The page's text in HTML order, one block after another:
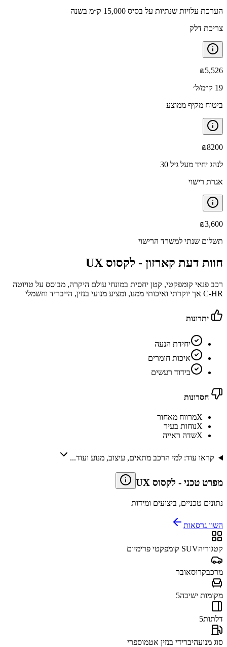
הערכת עלויות שנתיות על בסיס 15,000 ק״מ בשנה
צריכת דלק
₪5,526
19 ק״מ/ל׳
ביטוח מקיף ממוצע
₪8200
לנהג יחיד מעל גיל 30
אגרת רישוי
₪3,600
תשלום שנתי למשרד הרישוי
חוות דעת קארזון - לקסוס UX
רכב פנאי קומפקטי, קטן יחסית במונחי עולם היקרה, מבוסס על טויוטה
C-HR אך יוקרתי ואיכותי ממנו, ומציע מנועי בנזין, הייבריד וחשמלי
יתרונות
יחידת הנעה
איכות חומרים
בידוד רעשים
חסרונות
Xמרווח מאחור
Xנוחות בעיר
Xשדה ראייה
קראו עוד: למי הרכב מתאים, עיצוב, מנוע ועוד...
מפרט טכני - לקסוס UX
נתונים טכניים, ביצועים ומידות
השוו גרסאות
קטגוריהSUV קומפקטי פרימיום
מרכבקרוסאובר
מקומות ישיבה5
דלתות5
סוג מנועהיברידי בנזין אטמוספרי